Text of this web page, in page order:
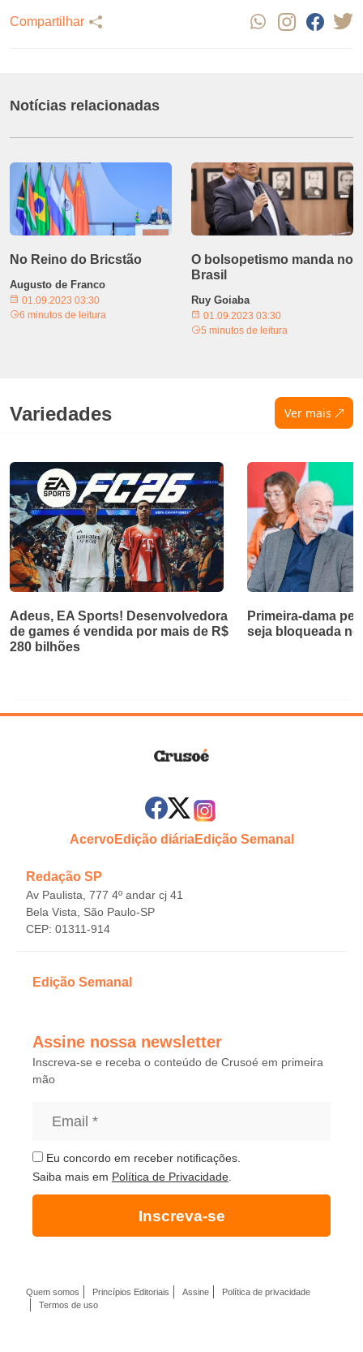
Compartilhar
Notícias relacionadas
No Reino do Bricstão
Augusto de Franco
01.09.2023 03:30
6 minutos de leitura
O bolsopetismo manda no
Brasil
Ruy Goiaba
01.09.2023 03:30
5 minutos de leitura
Variedades Ver mais
Adeus, EA Sports! Desenvolvedora
de games é vendida por mais de R$
280 bilhões
Primeira-dama
seja bloqueada
AcervoEdição diáriaEdição Semanal
Redação SP
Av Paulista, 777 4º andar cj 41
Bela Vista, São Paulo-SP
CEP: 01311-914
Edição Semanal
Assine nossa newsletter
Inscreva-se e receba o conteúdo de Crusoé em primeira
mão
Eu concordo em receber notificações.
Saiba mais em Política de Privacidade
Inscreva-se
Quem somos Princípios Editoriais Assine
Política de privacidade
Termos de uso